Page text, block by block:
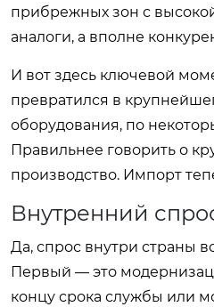
прибрежных зон с
аналоги, а вполне
И вот здесь ключевой
превратился в
оборудования, по
Правильнее говорить о
производство. Импорт
Внутренний
Да, спрос внутри страны
Первый — это
концу срока службы или